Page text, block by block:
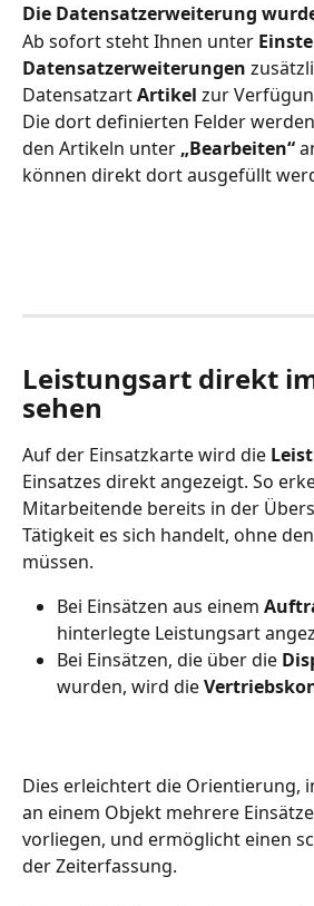
Die Datensatzerweiterung
Ab sofort steht Ihnen unter
Datensatzerweiterungen
Datensatzart Artikel zur
Die dort definierten Felder
den Artikeln unter „Bearbeiten“
können direkt dort ausgefüllt
Leistungsart direkt
sehen
Auf der Einsatzkarte wird die
Einsatzes direkt angezeigt. So
Mitarbeitende bereits in der
Tätigkeit es sich handelt, ohne
müssen.
Bei Einsätzen aus einem
hinterlegte Leistungsart
Bei Einsätzen, die über die
wurden, wird die
Dies erleichtert die Orientierung,
an einem Objekt mehrere
vorliegen, und ermöglicht einen
der Zeiterfassung.